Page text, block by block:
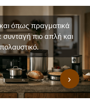
›
όπως πραγματικά
συνταγή πιο απλή και